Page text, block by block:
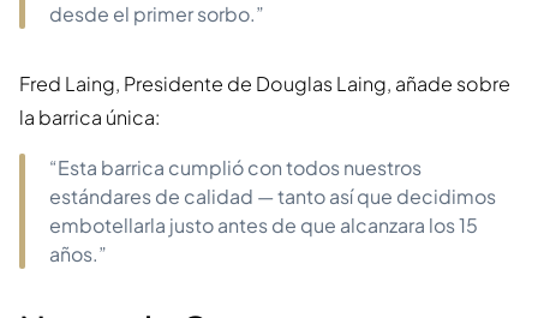
desde el primer sorbo.”
Fred Laing, Presidente de Douglas Laing, añade sobre
la barrica única:
“Esta barrica cumplió con todos nuestros
estándares de calidad — tanto así que decidimos
embotellarla justo antes de que alcanzara los 15
años.”